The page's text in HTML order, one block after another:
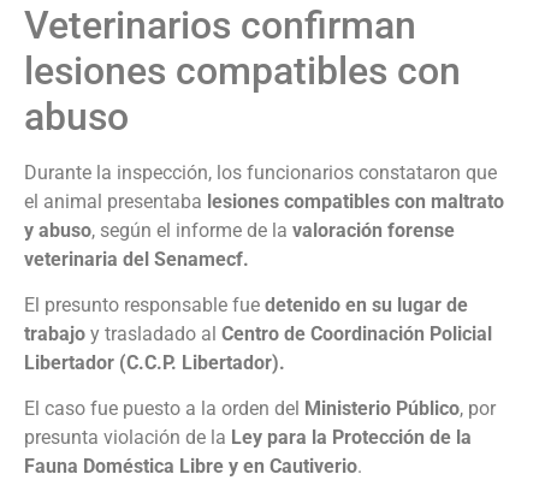
Veterinarios confirman
lesiones compatibles con
abuso
Durante la inspección, los funcionarios constataron que
el animal presentaba lesiones compatibles con maltrato
y abuso, según el informe de la valoración forense
veterinaria del Senamecf.
El presunto responsable fue detenido en su lugar de
trabajo y trasladado al Centro de Coordinación Policial
Libertador (C.C.P. Libertador).
El caso fue puesto a la orden del Ministerio Público, por
presunta violación de la Ley para la Protección de la
Fauna Doméstica Libre y en Cautiverio.